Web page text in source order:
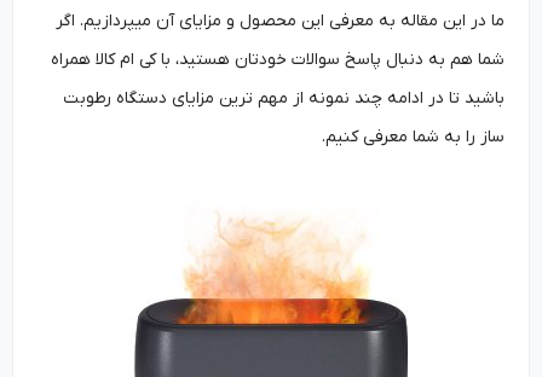
ما در این مقاله به معرفی این محصول و مزایای آن می­پردازیم. اگر
شما هم به دنبال پاسخ سوالات خودتان هستید، با کی ام کالا همراه
باشید تا در ادامه چند نمونه از مهم ترین مزایای دستگاه رطوبت
ساز را به شما معرفی کنیم.